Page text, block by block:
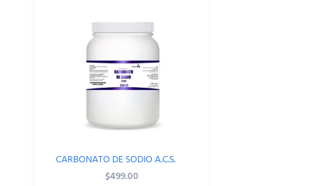
CARBONATO DE SODIO A.C.S.
$499.00